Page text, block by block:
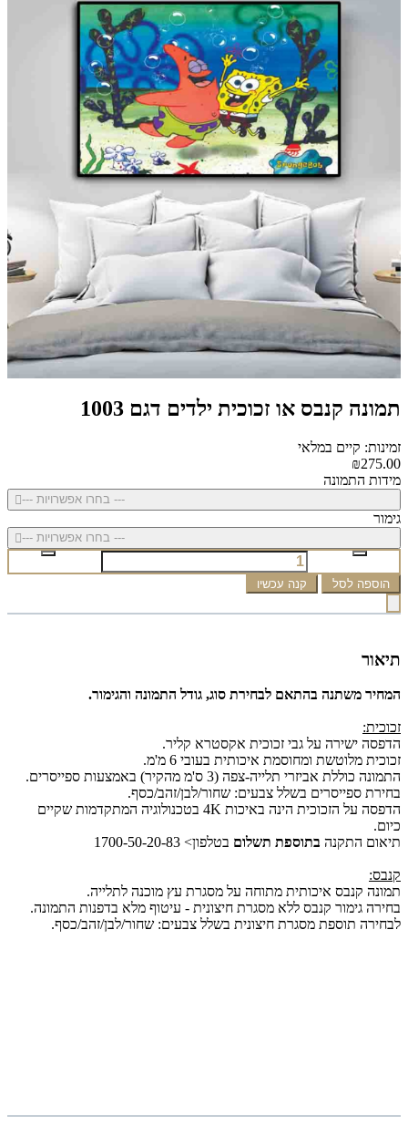
תמונה קנבס או זכוכית ילדים דגם 1003
זמינות: קיים במלאי
₪275.00
מידות התמונה
--- בחרו אפשרויות ---
גימור
--- בחרו אפשרויות ---
הוספה לסל קנה עכשיו
תיאור
המחיר משתנה בהתאם לבחירת סוג, גודל התמונה והגימור.
זכוכית:
הדפסה ישירה על גבי זכוכית אקסטרא קליר.
זכוכית מלוטשת ומחוסמת איכותית בעובי 6 מ'מ.
התמונה כוללת אביזרי תלייה-צפה (3 ס'מ מהקיר) באמצעות ספייסרים.
בחירת ספייסרים בשלל צבעים: שחור/לבן/זהב/כסף.
הדפסה על הזכוכית הינה באיכות 4K בטכנולוגיה המתקדמות שקיים
כיום.
תיאום התקנה בתוספת תשלום בטלפון> 1700-50-20-83
קנבס:
תמונה קנבס איכותית מתוחה על מסגרת עץ מוכנה לתלייה.
בחירה גימור קנבס ללא מסגרת חיצונית - עיטוף מלא בדפנות התמונה.
לבחירה תוספת מסגרת חיצונית בשלל צבעים: שחור/לבן/זהב/כסף.